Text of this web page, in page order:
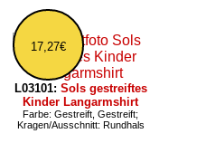
17,27€
L03101: Sols gestreiftes
Kinder Langarmshirt
Farbe: Gestreift, Gestreift;
Kragen/Ausschnitt: Rundhals